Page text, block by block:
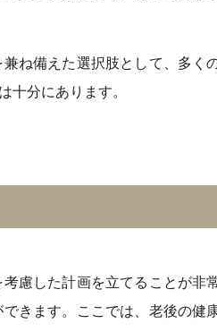
ね備えた選択肢として、多く
十分にあります。
慮した計画を立てることが
きます。ここでは、老後の健